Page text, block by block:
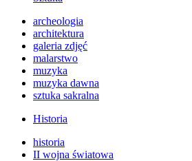
archeologia
architektura
galeria zdjęć
malarstwo
muzyka
muzyka dawna
sztuka sakralna
Historia
historia
II wojna światowa